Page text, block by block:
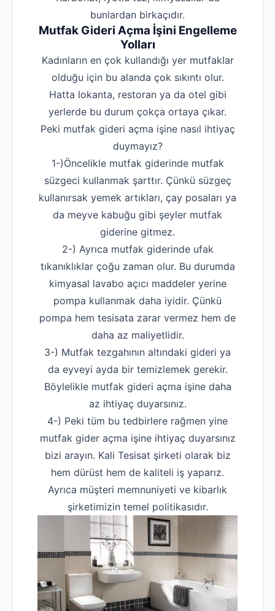
bunlardan birkaçıdır.
Mutfak Gideri Açma İşini Engelleme
Yolları
Kadınların en çok kullandığı yer mutfaklar
olduğu için bu alanda çok sıkıntı olur.
Hatta lokanta, restoran ya da otel gibi
yerlerde bu durum çokça ortaya çıkar.
Peki mutfak gideri açma işine nasıl ihtiyaç
duymayız?
1-)Öncelikle mutfak giderinde mutfak
süzgeci kullanmak şarttır. Çünkü süzgeç
kullanırsak yemek artıkları, çay posaları ya
da meyve kabuğu gibi şeyler mutfak
giderine gitmez.
2-) Ayrıca mutfak giderinde ufak
tıkanıklıklar çoğu zaman olur. Bu durumda
kimyasal lavabo açıcı maddeler yerine
pompa kullanmak daha iyidir. Çünkü
pompa hem tesisata zarar vermez hem de
daha az maliyetlidir.
3-) Mutfak tezgahının altındaki gideri ya
da eyveyi ayda bir temizlemek gerekir.
Böylelikle mutfak gideri açma işine daha
az ihtiyaç duyarsınız.
4-) Peki tüm bu tedbirlere rağmen yine
mutfak gider açma işine ihtiyaç duyarsınız
bizi arayın. Kali Tesisat şirketi olarak biz
hem dürüst hem de kaliteli iş yaparız.
Ayrıca müşteri memnuniyeti ve kibarlık
şirketimizin temel politikasıdır.